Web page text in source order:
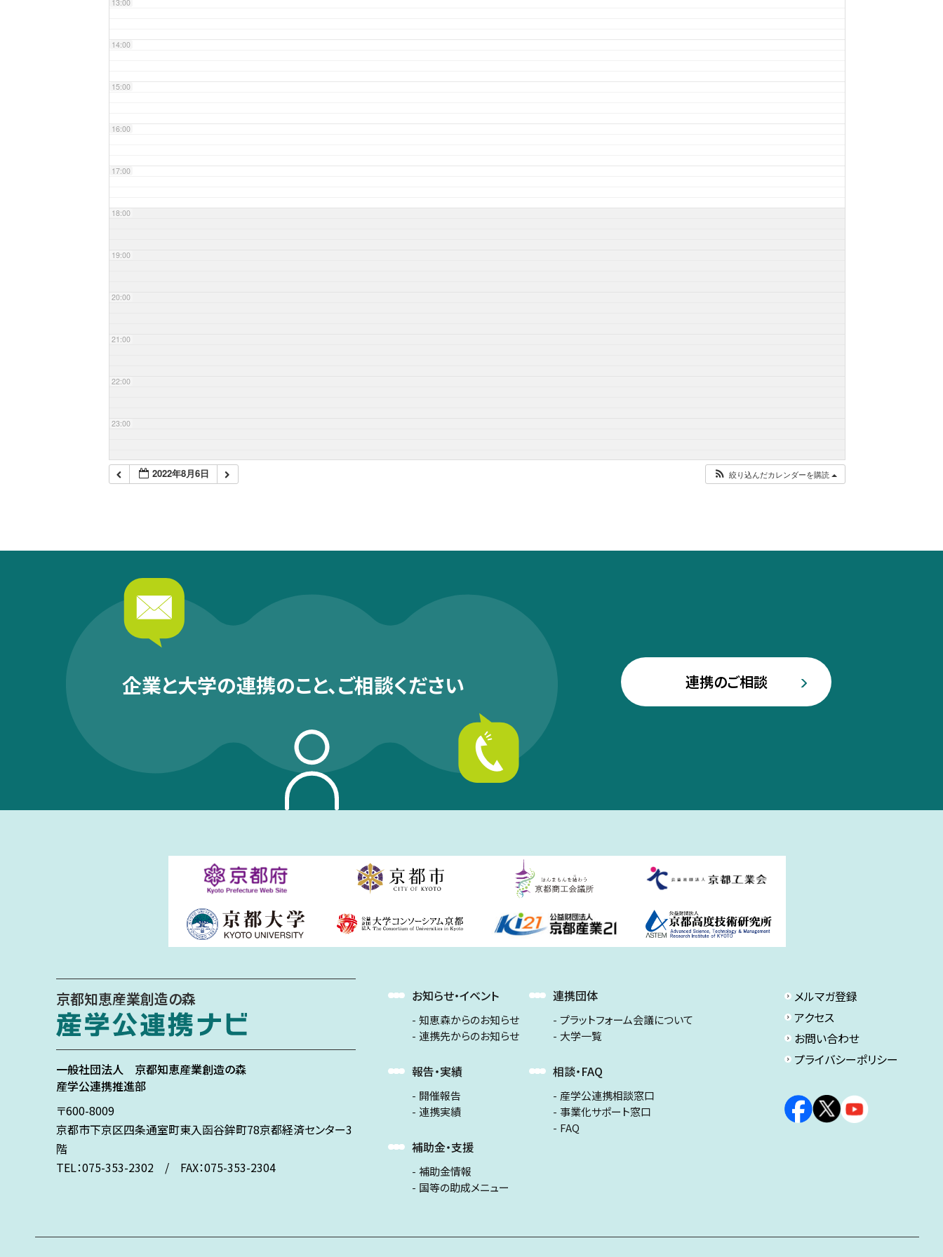
13:00
14:00
15:00
16:00
17:00
18:00
19:00
20:00
21:00
22:00
23:00
2022年8月6日 絞り込んだカレンダーを購読
企業と大学の連携のこと、ご相談ください 連携のご相談
京都知恵産業創造の森
一般社団法人 京都知恵産業創造の森
産学公連携推進部
〒600-8009
京都市下京区四条通室町東入函谷鉾町78京都経済センター3
階
TEL：075-353-2302 / FAX：075-353-2304
お知らせ・イベント
知恵森からのお知らせ
連携先からのお知らせ
報告・実績
開催報告
連携実績
補助金・支援
補助金情報
国等の助成メニュー
連携団体
プラットフォーム会議について
大学一覧
相談・FAQ
産学公連携相談窓口
事業化サポート窓口
FAQ
メルマガ登録
アクセス
お問い合わせ
プライバシーポリシー